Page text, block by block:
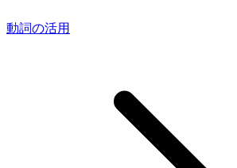
動詞の活用